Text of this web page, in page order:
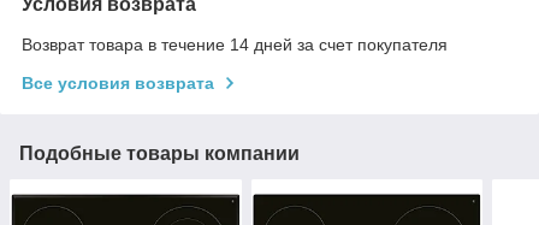
Возврат товара в течение 14 дней за счет покупателя
Все условия возврата
Подобные товары компании